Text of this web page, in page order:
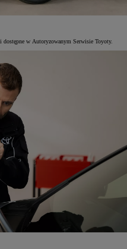
dostępne w Autoryzowanym Serwisie Toyoty.